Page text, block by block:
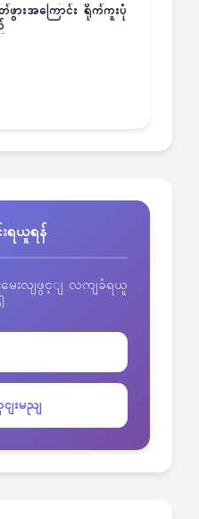
ဖွားအကြောင်း ရိုက်ကူးပုံ
ရယူရန်
မေးလျဖွင့ျ လကျခံရယူ
ျးမညျ